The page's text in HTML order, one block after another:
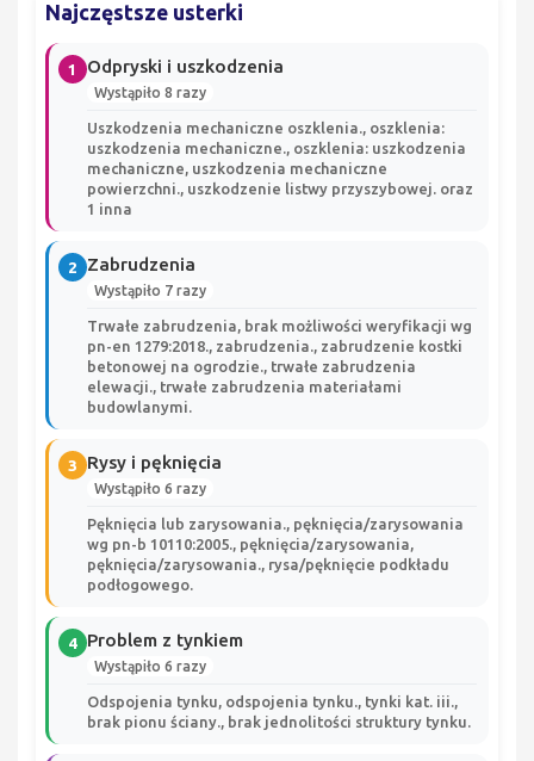
Najczęstsze usterki
1 Odpryski i uszkodzenia
Wystąpiło 8 razy
Uszkodzenia mechaniczne oszklenia., oszklenia:
uszkodzenia mechaniczne., oszklenia: uszkodzenia
mechaniczne, uszkodzenia mechaniczne
powierzchni., uszkodzenie listwy przyszybowej. oraz
1 inna
2 Zabrudzenia
Wystąpiło 7 razy
Trwałe zabrudzenia, brak możliwości weryfikacji wg
pn-en 1279:2018., zabrudzenia., zabrudzenie kostki
betonowej na ogrodzie., trwałe zabrudzenia
elewacji., trwałe zabrudzenia materiałami
budowlanymi.
3 Rysy i pęknięcia
Wystąpiło 6 razy
Pęknięcia lub zarysowania., pęknięcia/zarysowania
wg pn-b 10110:2005., pęknięcia/zarysowania,
pęknięcia/zarysowania., rysa/pęknięcie podkładu
podłogowego.
4 Problem z tynkiem
Wystąpiło 6 razy
Odspojenia tynku, odspojenia tynku., tynki kat. iii.,
brak pionu ściany., brak jednolitości struktury tynku.